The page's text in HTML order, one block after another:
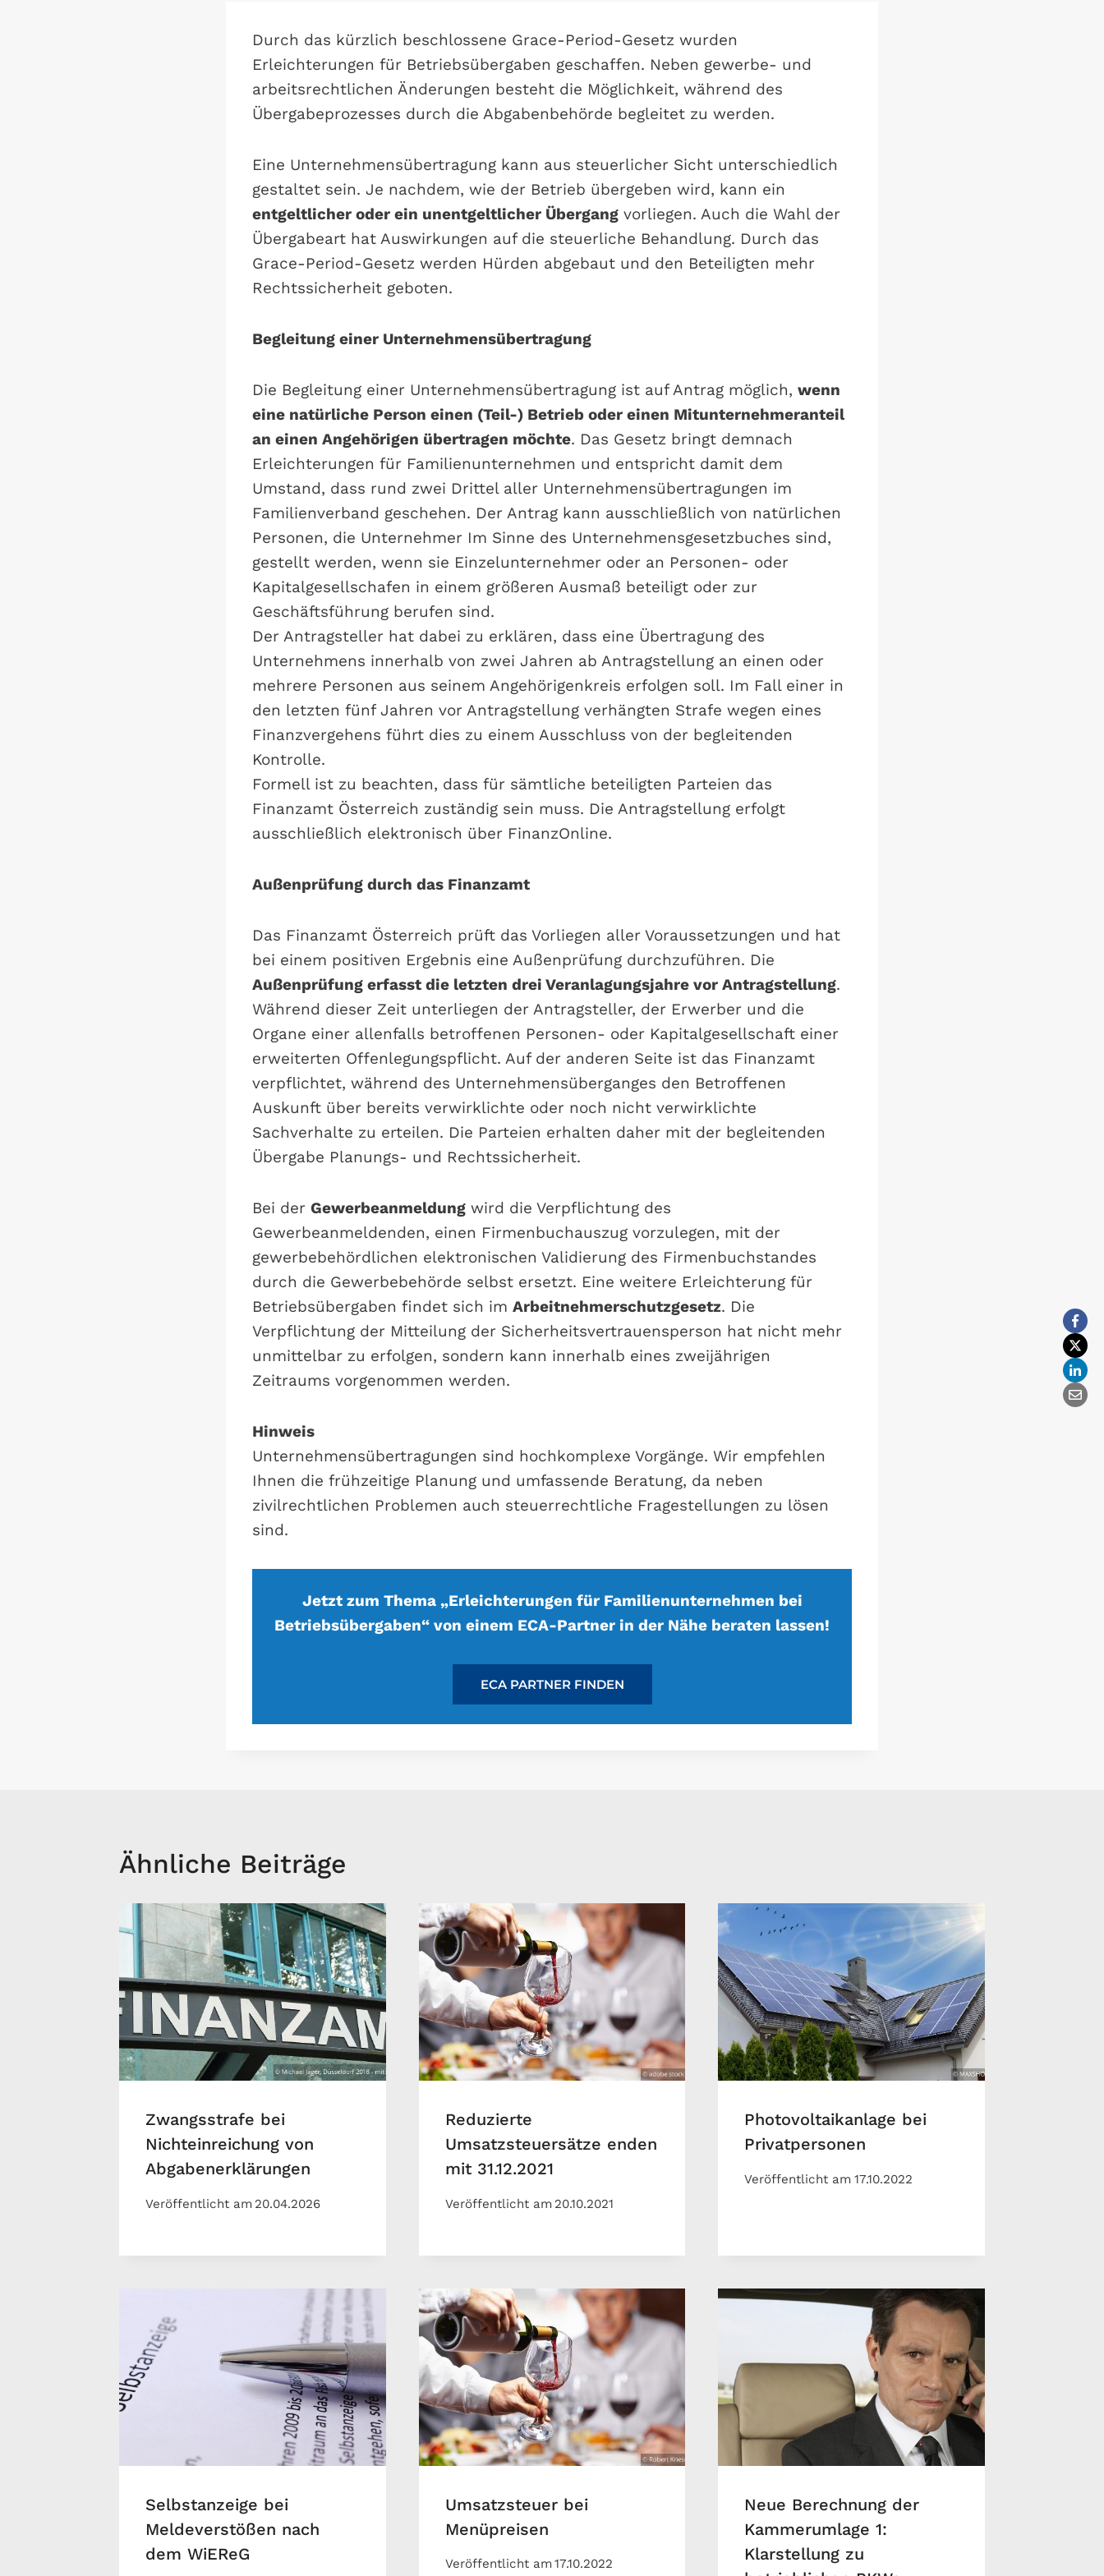
Durch das kürzlich beschlossene Grace-Period-Gesetz wurden
Erleichterungen für Betriebsübergaben geschaffen. Neben gewerbe- und
arbeitsrechtlichen Änderungen besteht die Möglichkeit, während des
Übergabeprozesses durch die Abgabenbehörde begleitet zu werden.
Eine Unternehmensübertragung kann aus steuerlicher Sicht unterschiedlich
gestaltet sein. Je nachdem, wie der Betrieb übergeben wird, kann ein
entgeltlicher oder ein unentgeltlicher Übergang vorliegen. Auch die Wahl der
Übergabeart hat Auswirkungen auf die steuerliche Behandlung. Durch das
Grace-Period-Gesetz werden Hürden abgebaut und den Beteiligten mehr
Rechtssicherheit geboten.
Begleitung einer Unternehmensübertragung
Die Begleitung einer Unternehmensübertragung ist auf Antrag möglich, wenn
eine natürliche Person einen (Teil-) Betrieb oder einen Mitunternehmeranteil
an einen Angehörigen übertragen möchte. Das Gesetz bringt demnach
Erleichterungen für Familienunternehmen und entspricht damit dem
Umstand, dass rund zwei Drittel aller Unternehmensübertragungen im
Familienverband geschehen. Der Antrag kann ausschließlich von natürlichen
Personen, die Unternehmer Im Sinne des Unternehmensgesetzbuches sind,
gestellt werden, wenn sie Einzelunternehmer oder an Personen- oder
Kapitalgesellschafen in einem größeren Ausmaß beteiligt oder zur
Geschäftsführung berufen sind.
Der Antragsteller hat dabei zu erklären, dass eine Übertragung des
Unternehmens innerhalb von zwei Jahren ab Antragstellung an einen oder
mehrere Personen aus seinem Angehörigenkreis erfolgen soll. Im Fall einer in
den letzten fünf Jahren vor Antragstellung verhängten Strafe wegen eines
Finanzvergehens führt dies zu einem Ausschluss von der begleitenden
Kontrolle.
Formell ist zu beachten, dass für sämtliche beteiligten Parteien das
Finanzamt Österreich zuständig sein muss. Die Antragstellung erfolgt
ausschließlich elektronisch über FinanzOnline.
Außenprüfung durch das Finanzamt
Das Finanzamt Österreich prüft das Vorliegen aller Voraussetzungen und hat
bei einem positiven Ergebnis eine Außenprüfung durchzuführen. Die
Außenprüfung erfasst die letzten drei Veranlagungsjahre vor Antragstellung.
Während dieser Zeit unterliegen der Antragsteller, der Erwerber und die
Organe einer allenfalls betroffenen Personen- oder Kapitalgesellschaft einer
erweiterten Offenlegungspflicht. Auf der anderen Seite ist das Finanzamt
verpflichtet, während des Unternehmensüberganges den Betroffenen
Auskunft über bereits verwirklichte oder noch nicht verwirklichte
Sachverhalte zu erteilen. Die Parteien erhalten daher mit der begleitenden
Übergabe Planungs- und Rechtssicherheit.
Bei der Gewerbeanmeldung wird die Verpflichtung des
Gewerbeanmeldenden, einen Firmenbuchauszug vorzulegen, mit der
gewerbebehördlichen elektronischen Validierung des Firmenbuchstandes
durch die Gewerbebehörde selbst ersetzt. Eine weitere Erleichterung für
Betriebsübergaben findet sich im Arbeitnehmerschutzgesetz. Die
Verpflichtung der Mitteilung der Sicherheitsvertrauensperson hat nicht mehr
unmittelbar zu erfolgen, sondern kann innerhalb eines zweijährigen
Zeitraums vorgenommen werden.
Hinweis
Unternehmensübertragungen sind hochkomplexe Vorgänge. Wir empfehlen
Ihnen die frühzeitige Planung und umfassende Beratung, da neben
zivilrechtlichen Problemen auch steuerrechtliche Fragestellungen zu lösen
sind.
Jetzt zum Thema „Erleichterungen für Familienunternehmen bei
Betriebsübergaben“ von einem ECA-Partner in der Nähe beraten lassen!
ECA PARTNER FINDEN
Ähnliche Beiträge
Zwangsstrafe bei
Nichteinreichung von
Abgabenerklärungen
Veröffentlicht am 20.04.2026
Reduzierte
Umsatzsteuersätze enden
mit 31.12.2021
Veröffentlicht am 20.10.2021
Photovoltaikanlage bei
Privatpersonen
Veröffentlicht am 17.10.2022
Selbstanzeige bei
Meldeverstößen nach
dem WiEReG
Umsatzsteuer bei
Menüpreisen
Veröffentlicht am17.10.2022
Neue Berechnung der
Kammerumlage 1:
Klarstellung zu